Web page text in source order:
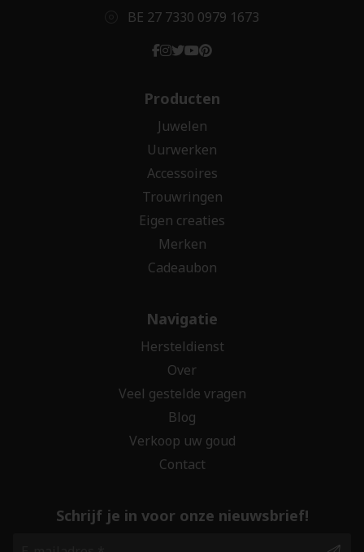
BE 27 7330 0979 1673
Producten
Juwelen
Uurwerken
Accessoires
Trouwringen
Eigen creaties
Merken
Cadeaubon
Navigatie
Hersteldienst
Over
Veel gestelde vragen
Blog
Verkoop uw goud
Contact
Schrijf je in voor onze nieuwsbrief!